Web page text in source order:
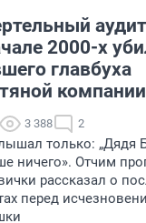
2000-х
главбуха
3 388 2
только: „Дядя
ничего». Отчим
рассказал о
перед